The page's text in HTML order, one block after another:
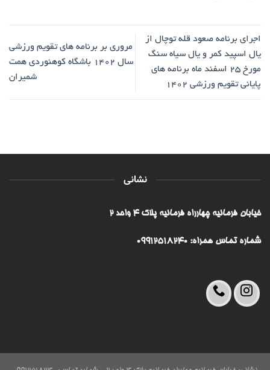
اجرای برنامه صعود قله توچال از
یال اسپید کمر و یال سیاه سنگ
مورخ 25 اسفند ماه برنامه های
پایانی تقویم ورزشی 1402
مروری بر برنامه های تقویم ورزشی
سال 1402 باشگاه کوهنوردی همت
شمیران
نشانی
خیابان فرمانیه چهارراه فرمانیه پلاک ۴ واحد ۲
شماره تماس همراه: 09912518240